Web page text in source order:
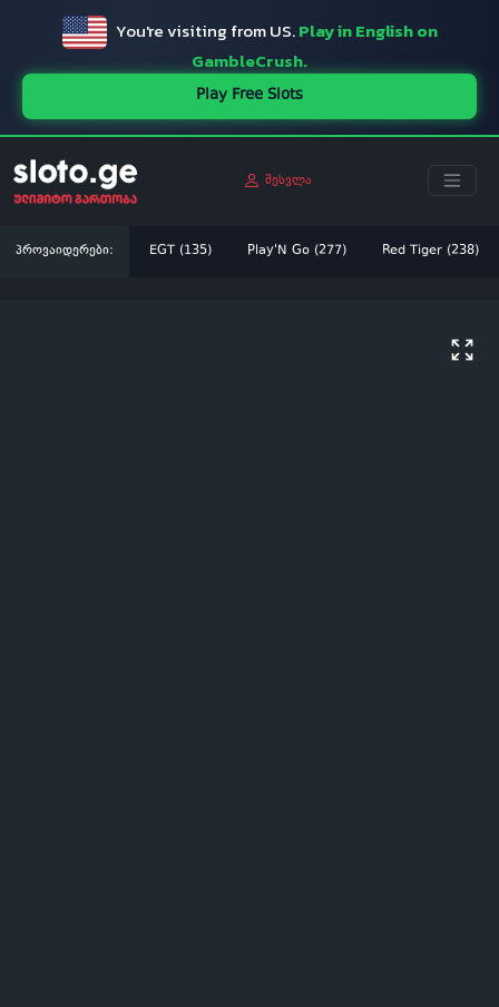
You're visiting from US.Play in English on
GambleCrush.
Play Free Slots
შესვლა
პროვაიდერები: EGT (135) Play'N Go (277) Red Tiger (238)